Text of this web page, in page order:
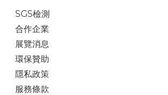
SGS檢測
合作企業
展覽消息
環保贊助
隱私政策
服務條款